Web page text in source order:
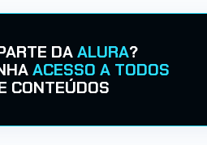
DAALURA?
ACESSO A TODOS
CONTEÚDOS